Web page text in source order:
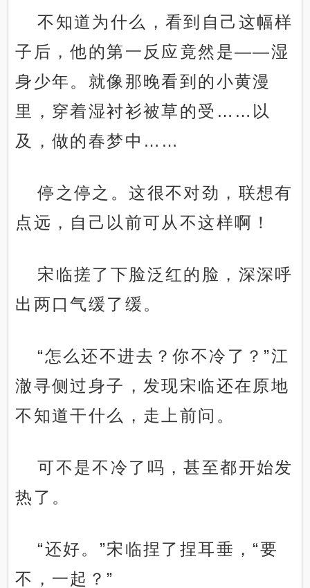
不知道为什么，看到自己这幅样
子后，他的第一反应竟然是——湿
身少年。就像那晚看到的小黄漫
里，穿着湿衬衫被草的受……以
及，做的春梦中……
停之停之。这很不对劲，联想有
点远，自己以前可从不这样啊！
宋临搓了下脸泛红的脸，深深呼
出两口气缓了缓。
“怎么还不进去？你不冷了？”江
澈寻侧过身子，发现宋临还在原地
不知道干什么，走上前问。
可不是不冷了吗，甚至都开始发
热了。
“还好。”宋临捏了捏耳垂，“要
不，一起？”